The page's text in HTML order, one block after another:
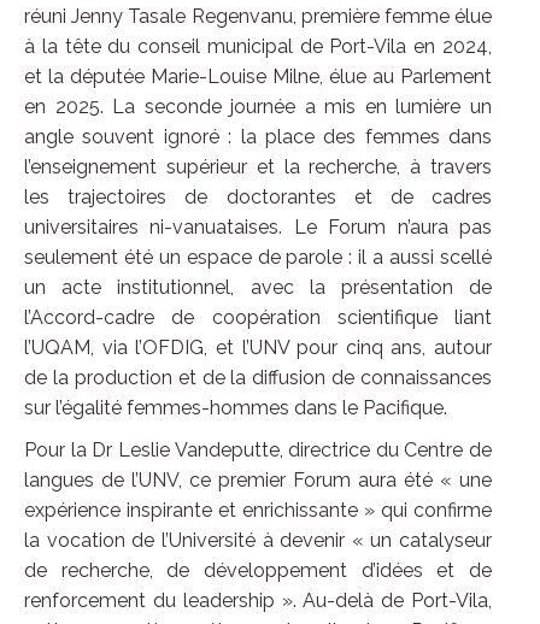
réuni Jenny Tasale Regenvanu, première femme élue
à la tête du conseil municipal de Port-Vila en 2024,
et la députée Marie-Louise Milne, élue au Parlement
en 2025. La seconde journée a mis en lumière un
angle souvent ignoré : la place des femmes dans
l’enseignement supérieur et la recherche, à travers
les trajectoires de doctorantes et de cadres
universitaires ni-vanuataises. Le Forum n’aura pas
seulement été un espace de parole : il a aussi scellé
un acte institutionnel, avec la présentation de
l’Accord-cadre de coopération scientifique liant
l’UQAM, via l’OFDIG, et l’UNV pour cinq ans, autour
de la production et de la diffusion de connaissances
sur l’égalité femmes-hommes dans le Pacifique.
Pour la Dr Leslie Vandeputte, directrice du Centre de
langues de l’UNV, ce premier Forum aura été « une
expérience inspirante et enrichissante » qui confirme
la vocation de l’Université à devenir « un catalyseur
de recherche, de développement d’idées et de
renforcement du leadership ». Au-delà de Port-Vila,